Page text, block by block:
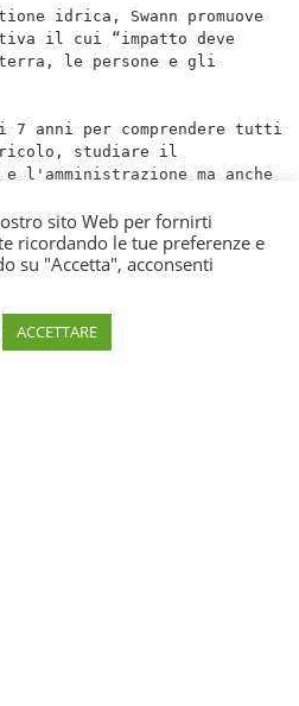
idrica, Swann promuove
il cui “impatto deve
le persone e gli
7 anni per comprendere tutti
studiare il
ma anche
di stagione, sotto forma di
ai negozi dei
sito Web per fornirti
ricordando le tue preferenze e
su "Accetta", acconsenti
ACCETTARE